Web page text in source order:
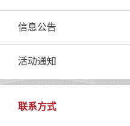
信息公告
活动通知
联系方式